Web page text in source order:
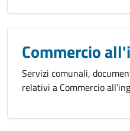
Commercio
Servizi comunali,
relativi a Commercio